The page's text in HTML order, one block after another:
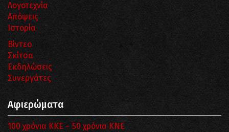
Λογοτεχνία
Απόψεις
Ιστορία
Βίντεο
Σκίτσα
Εκδηλώσεις
Συνεργάτες
Αφιερώματα
100 χρόνια ΚΚΕ – 50 χρόνια ΚΝΕ